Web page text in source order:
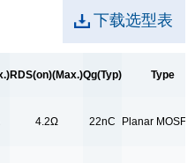
下载选型表
RDS(on)(Max.)Qg(Typ) Type
4.2Ω 22nC Planar